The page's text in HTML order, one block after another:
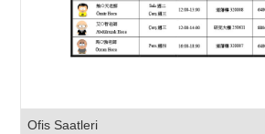
Ofis Saatleri